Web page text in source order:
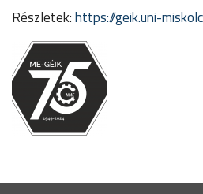
Részletek:https://geik.uni-